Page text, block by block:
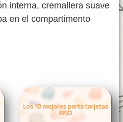
interna, cremallera suave
en el compartimento